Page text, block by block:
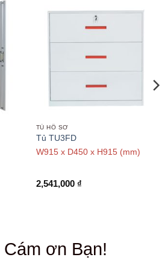
TỦ HỒ SƠ
Tủ TU3FD
W915 x D450 x H915 (mm)
2,541,000 ₫
Cám ơn Bạn!